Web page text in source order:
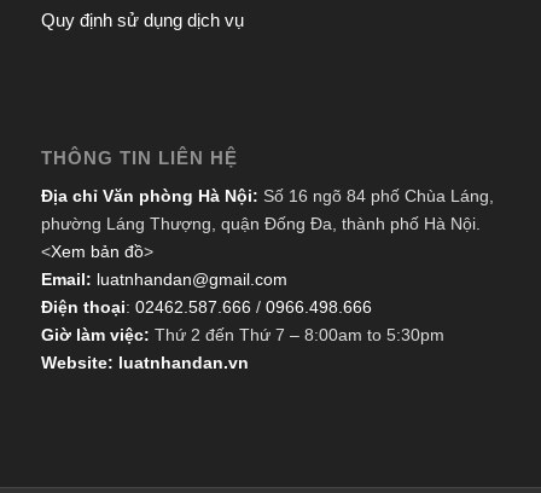
Quy định sử dụng dịch vụ
THÔNG TIN LIÊN HỆ
Địa chỉ Văn phòng Hà Nội: Số 16 ngõ 84 phố Chùa Láng,
phường Láng Thượng, quận Đống Đa, thành phố Hà Nội.
<Xem bản đồ>
Email: luatnhandan@gmail.com
Điện thoại: 02462.587.666 / 0966.498.666
Giờ làm việc: Thứ 2 đến Thứ 7 – 8:00am to 5:30pm
Website: luatnhandan.vn